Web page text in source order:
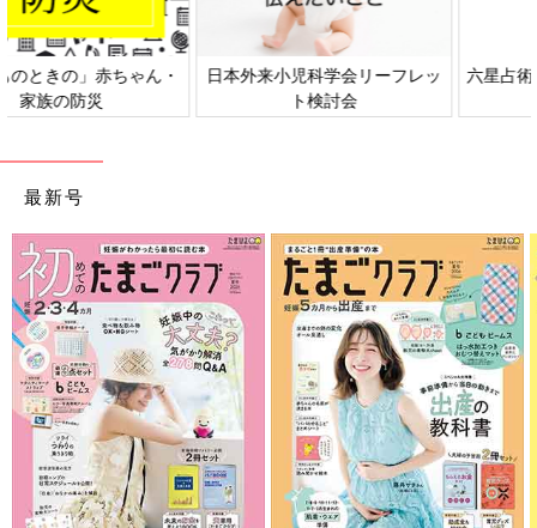
日本外来小児科学会リーフレッ
六星占術 細木かおりさんの人生
最新号